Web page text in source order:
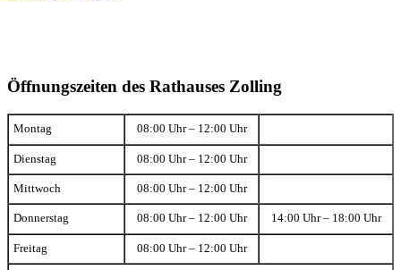
Öffnungszeiten des Rathauses Zolling
Montag 08:00 Uhr – 12:00 Uhr
Dienstag 08:00 Uhr – 12:00 Uhr
Mittwoch 08:00 Uhr – 12:00 Uhr
Donnerstag 08:00 Uhr – 12:00 Uhr 14:00 Uhr – 18:00 Uhr
Freitag 08:00 Uhr – 12:00 Uhr